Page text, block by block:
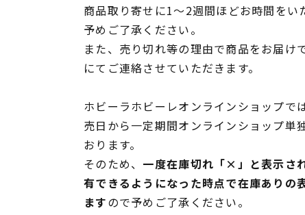
商品取り寄せに1～2週間ほどお時間をい
予めご了承ください。
また、売り切れ等の理由で商品をお届け
にてご連絡させていただきます。
ホビーラホビーレオンラインショップで
売日から一定期間オンラインショップ単
おります。
そのため、 一度在庫切れ「×」と表示さ
有できるようになった時点で在庫ありの
ますので予めご了承ください。